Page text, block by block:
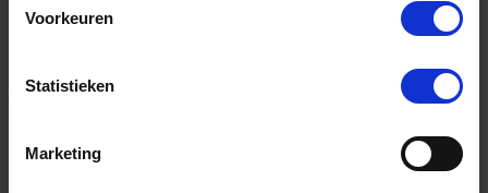
Voorkeuren
Statistieken
Marketing
Ja, je mag het saldo van je VVV